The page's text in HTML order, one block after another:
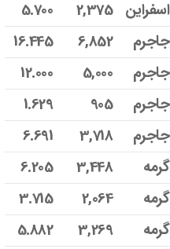
اسفراین 2,375
5.700
جاجرم 6,852
16.445
جاجرم 5,000
12.000
جاجرم 905
1.629
جاجرم 3,718
6.691
گرمه 3,448
6.205
گرمه 2,064
3.715
گرمه 3,269
5.882